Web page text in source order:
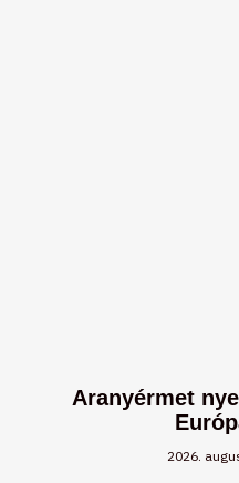
Aranyérmet
2026.